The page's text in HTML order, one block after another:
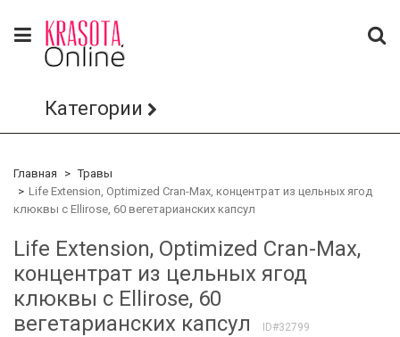
Категории
Главная
Травы
Life Extension, Optimized Cran-Max, концентрат из цельных ягод
клюквы с Ellirose, 60 вегетарианских капсул
Life Extension, Optimized Cran-Max,
концентрат из цельных ягод
клюквы с Ellirose, 60
вегетарианских капсул
ID#32799